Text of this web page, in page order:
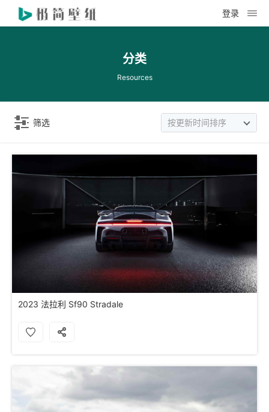
登录
分类
Resources
筛选 按更新时间排序
2023 法拉利 Sf90 Stradale